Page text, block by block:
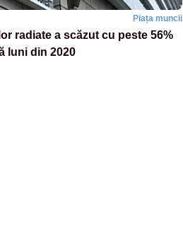
Piața muncii
radiate a scăzut cu peste 56%
luni din 2020